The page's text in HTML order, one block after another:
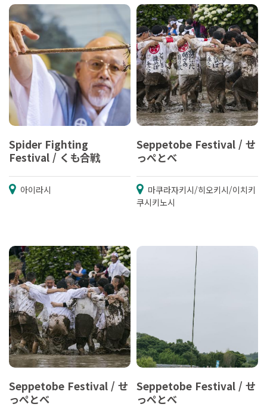
Spider Fighting
Festival / くも合戦
아이라시
Seppetobe Festival / せ
っぺとべ
마쿠라자키시/히오키시/이치키
쿠시키노시
Seppetobe Festival / せ
っぺとべ
Seppetobe Festival / せ
っぺとべ